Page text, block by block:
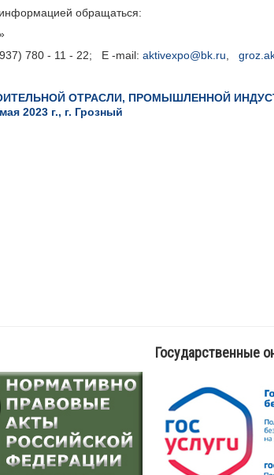
обращаться:
«АктивЭкспо»
780 - 11 - 22; E -mail: aktivexpo@bk.ru
Й ОТРАСЛИ, ПРОМЫШЛЕННОЙ
2023 г., г. Грозный
Государственные